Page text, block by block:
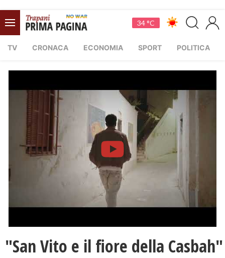
34 °C
TV CRONACA ECONOMIA SPORT POLITICA
"San Vito e il fiore della Casbah"